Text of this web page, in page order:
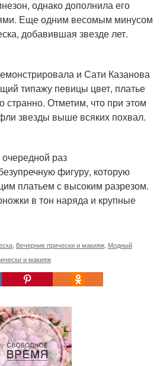
однако дополнила его
Еще одним весомым минусом
добавившая звезде лет.
и Сати Казанова
типажу певицы цвет, платье
странно. Отметим, что при этом
звезды выше всяких похвал.
раз
фигуру, которую
платьем с высоким разрезом.
в тон наряда и крупные
, Вечерние прически и макияж, Модный
и макияж